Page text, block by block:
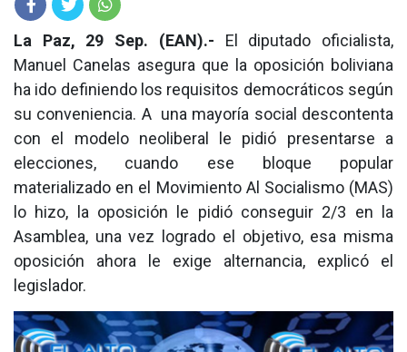
Fac
eb
ook
Twit
ter
Wha
tsA
pp
La Paz, 29 Sep. (EAN).- El diputado oficialista,
Manuel Canelas asegura que la oposición boliviana
ha ido definiendo los requisitos democráticos según
su conveniencia. A una mayoría social descontenta
con el modelo neoliberal le pidió presentarse a
elecciones, cuando ese bloque popular
materializado en el Movimiento Al Socialismo (MAS)
lo hizo, la oposición le pidió conseguir 2/3 en la
Asamblea, una vez logrado el objetivo, esa misma
oposición ahora le exige alternancia, explicó el
legislador.